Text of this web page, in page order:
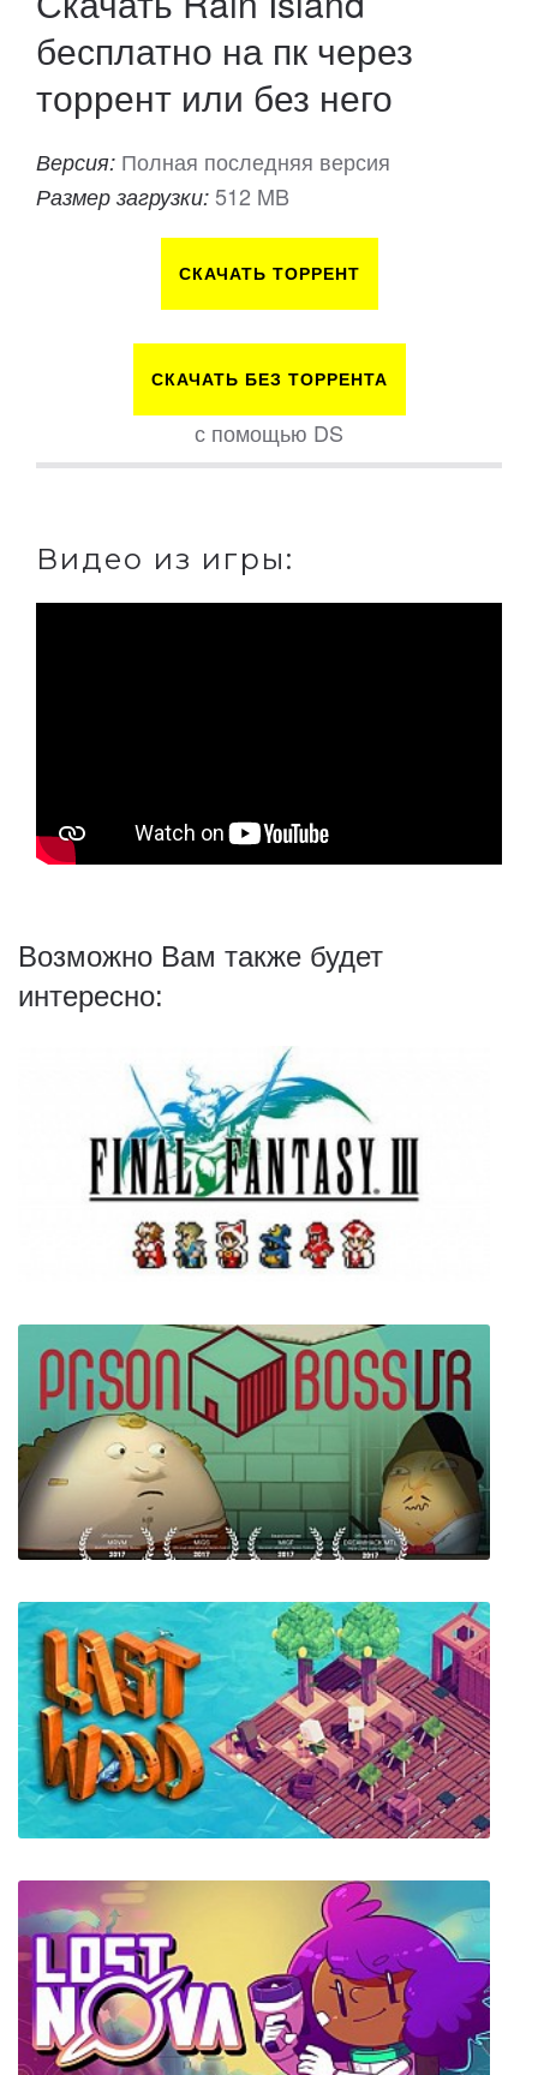
бесплатно на пк через
торрент или без него
Версия: Полная последняя версия
Размер загрузки: 512 MB
СКАЧАТЬ ТОРРЕНТ
СКАЧАТЬ БЕЗ ТОРРЕНТА
с помощью DS
Видео из игры:
Возможно Вам также будет
интересно:
FINAL FANTASY III (2021)
Prison Boss VR
Last Wood